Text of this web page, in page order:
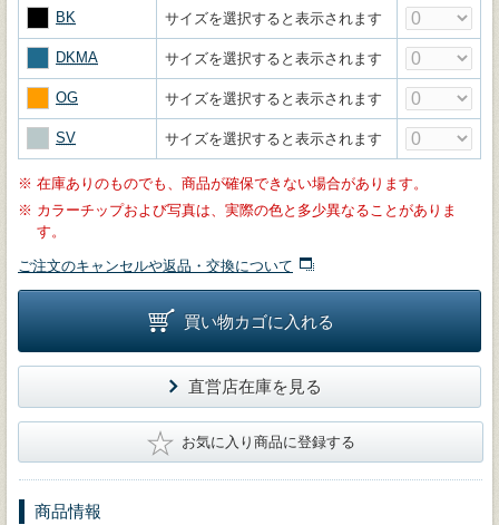
BK サイズを選択すると表示されます
DKMA サイズを選択すると表示されます
OG サイズを選択すると表示されます
SV サイズを選択すると表示されます
※ 在庫ありのものでも、商品が確保できない場合があります。
※ カラーチップおよび写真は、実際の色と多少異なることがありま
す。
ご注文のキャンセルや返品・交換について
買い物カゴに入れる
直営店在庫を見る
★ お気に入り商品に登録する
商品情報